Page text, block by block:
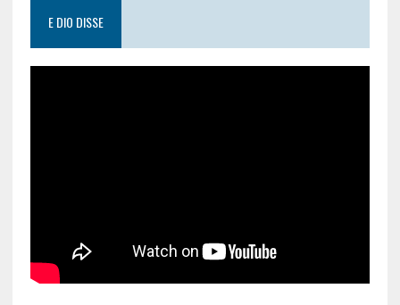
E DIO DISSE